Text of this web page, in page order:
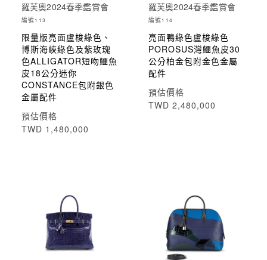
羅芙奧2024春季鑑賞會
編號113
限量版亮面盧梭綠色、
博斯海峽綠色及紫玫瑰
色ALLIGATOR短吻鱷魚
皮18公分迷你
CONSTANCE包附銀色
金屬配件
預估價格
TWD 1,480,000
羅芙奧2024春季鑑賞會
編號114
亮面鴨綠色盧梭綠色
POROSUS灣鱷魚皮30
公分柏金包附金色金屬
配件
預估價格
TWD 2,480,000